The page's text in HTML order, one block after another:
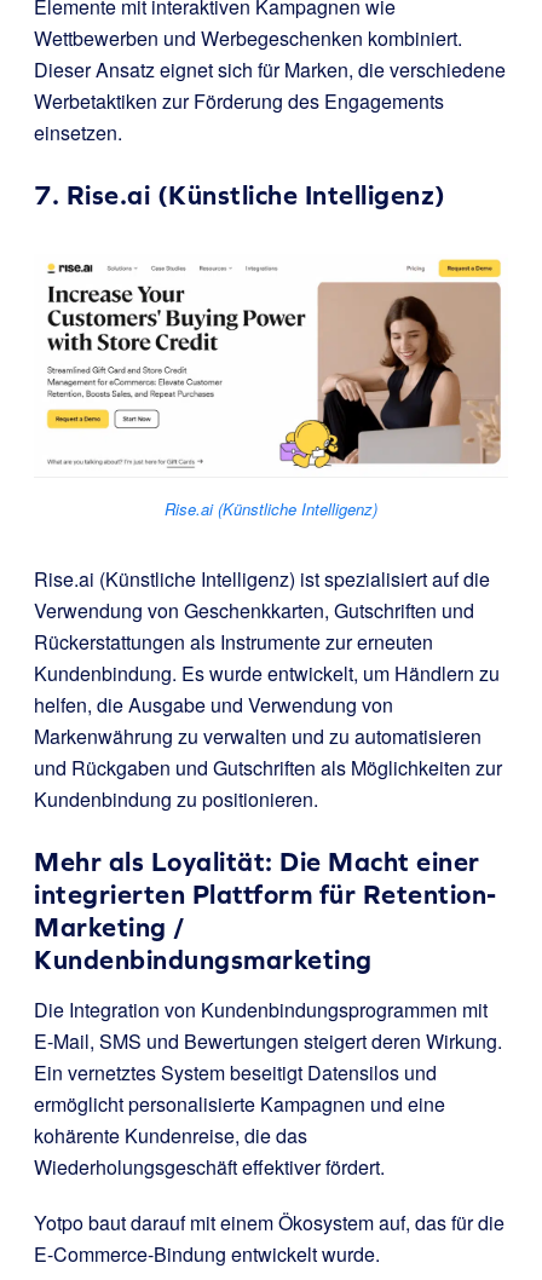
Elemente mit interaktiven Kampagnen wie
Wettbewerben und Werbegeschenken kombiniert.
Dieser Ansatz eignet sich für Marken, die verschiedene
Werbetaktiken zur Förderung des Engagements
einsetzen.
7. Rise.ai (Künstliche Intelligenz)
Rise.ai (Künstliche Intelligenz)
Rise.ai (Künstliche Intelligenz) ist spezialisiert auf die
Verwendung von Geschenkkarten, Gutschriften und
Rückerstattungen als Instrumente zur erneuten
Kundenbindung. Es wurde entwickelt, um Händlern zu
helfen, die Ausgabe und Verwendung von
Markenwährung zu verwalten und zu automatisieren
und Rückgaben und Gutschriften als Möglichkeiten zur
Kundenbindung zu positionieren.
Mehr als Loyalität: Die Macht einer
integrierten Plattform für Retention-
Marketing /
Kundenbindungsmarketing
Die Integration von Kundenbindungsprogrammen mit
E-Mail, SMS und Bewertungen steigert deren Wirkung.
Ein vernetztes System beseitigt Datensilos und
ermöglicht personalisierte Kampagnen und eine
kohärente Kundenreise, die das
Wiederholungsgeschäft effektiver fördert.
Yotpo baut darauf mit einem Ökosystem auf, das für die
E-Commerce-Bindung entwickelt wurde.